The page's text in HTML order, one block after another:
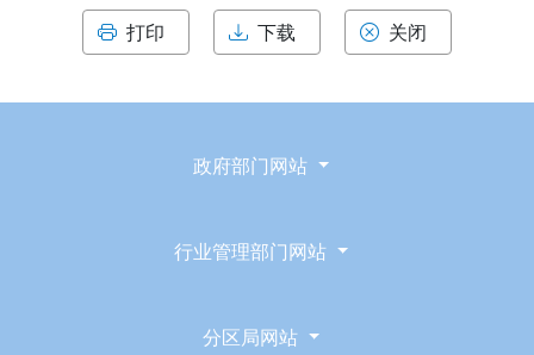
打印 下载 关闭
政府部门网站
行业管理部门网站
分区局网站